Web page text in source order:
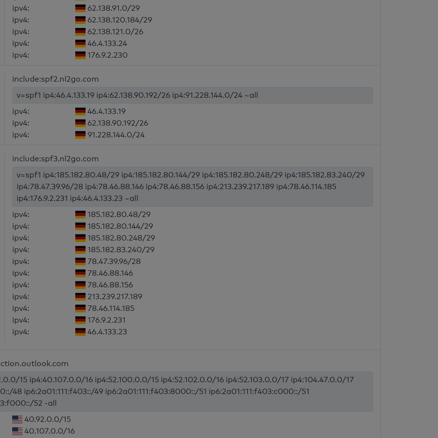
ipv4:
62.138.91.0/29
ipv4:
62.138.120.184/29
ipv4:
62.138.121.0/26
ipv4:
46.4.133.24
ipv4:
176.9.2.230
include:spf2.nl2go.com
v=spf1 ip4:46.4.133.19 ip4:62.138.90.192/26 ip4:91.228.144.0/24 ~all
ipv4:
46.4.133.19
ipv4:
62.138.90.192/26
ipv4:
91.228.144.0/24
include:spf3.nl2go.com
v=spf1 ip4:185.182.80.48/29 ip4:185.182.80.144/29 ip4:185.182.80.248/29 ip4:185.182.83.240/29
ip4:78.47.39.96/28 ip4:78.46.88.146 ip4:78.46.88.156 ip4:213.239.217.189 ip4:78.46.114.185
ip4:176.9.2.231 ip4:46.4.133.23 ~all
ipv4:
185.182.80.48/29
ipv4:
185.182.80.144/29
ipv4:
185.182.80.248/29
ipv4:
185.182.83.240/29
ipv4:
78.47.39.96/28
ipv4:
78.46.88.146
ipv4:
78.46.88.156
ipv4:
213.239.217.189
ipv4:
78.46.114.185
ipv4:
176.9.2.231
ipv4:
46.4.133.23
15 ip4:40.107.0.0/16 ip4:52.100.0.0/15 ip4:52.102.0.0/16 ip4:52.103.0.0/17 ip4:104.47.0.0/17
48 ip6:2a01:111:f403::/49 ip6:2a01:111:f403:8000::/51 ip6:2a01:111:f403:c000::/51
52 -all
40.92.0.0/15
40.107.0.0/16